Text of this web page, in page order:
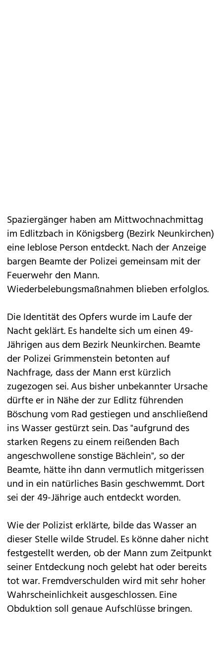
Spaziergänger haben am Mittwochnachmittag
im Edlitzbach in Königsberg (Bezirk Neunkirchen)
eine leblose Person entdeckt. Nach der Anzeige
bargen Beamte der Polizei gemeinsam mit der
Feuerwehr den Mann.
Wiederbelebungsmaßnahmen blieben erfolglos.
Die Identität des Opfers wurde im Laufe der
Nacht geklärt. Es handelte sich um einen 49-
Jährigen aus dem Bezirk Neunkirchen. Beamte
der Polizei Grimmenstein betonten auf
Nachfrage, dass der Mann erst kürzlich
zugezogen sei. Aus bisher unbekannter Ursache
dürfte er in Nähe der zur Edlitz führenden
Böschung vom Rad gestiegen und anschließend
ins Wasser gestürzt sein. Das "aufgrund des
starken Regens zu einem reißenden Bach
angeschwollene sonstige Bächlein", so der
Beamte, hätte ihn dann vermutlich mitgerissen
und in ein natürliches Basin geschwemmt. Dort
sei der 49-Jährige auch entdeckt worden.
Wie der Polizist erklärte, bilde das Wasser an
dieser Stelle wilde Strudel. Es könne daher nicht
festgestellt werden, ob der Mann zum Zeitpunkt
seiner Entdeckung noch gelebt hat oder bereits
tot war. Fremdverschulden wird mit sehr hoher
Wahrscheinlichkeit ausgeschlossen. Eine
Obduktion soll genaue Aufschlüsse bringen.